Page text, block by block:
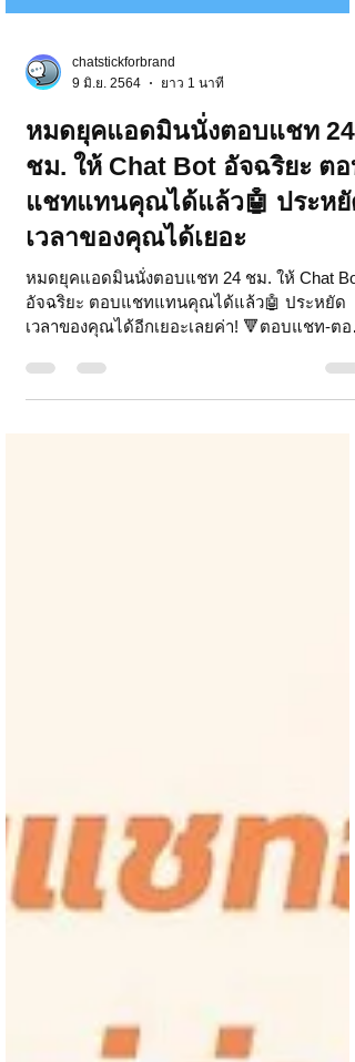
9 มิ.ย. 2564
ยาว 1 นาที
หมดยุคแอดมินนั่งตอบแชท 24
ชม. ให้ Chat Bot อัจฉริยะ ตอบ
แชทแทนคุณได้แล้ว🤖 ประหยัด
เวลาของคุณได้เยอะ
หมดยุคแอดมินนั่งตอบแชท 24 ชม. ให้ Chat Bot
เวลาของคุณได้อีกเยอะเลยค่า! 🔻ตอบแชท-ตอบ
โพสต์อัตโนมัติ...